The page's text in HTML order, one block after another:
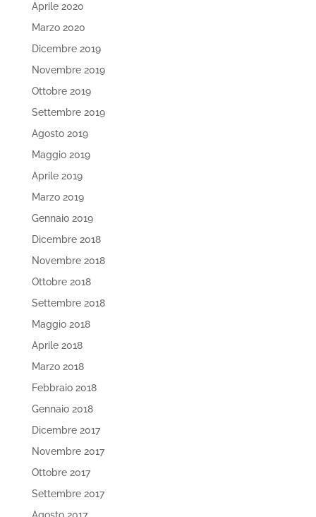
Aprile 2020
Marzo 2020
Dicembre 2019
Novembre 2019
Ottobre 2019
Settembre 2019
Agosto 2019
Maggio 2019
Aprile 2019
Marzo 2019
Gennaio 2019
Dicembre 2018
Novembre 2018
Ottobre 2018
Settembre 2018
Maggio 2018
Aprile 2018
Marzo 2018
Febbraio 2018
Gennaio 2018
Dicembre 2017
Novembre 2017
Ottobre 2017
Settembre 2017